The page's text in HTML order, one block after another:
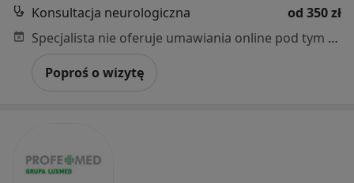
Konsultacja neurologiczna
od 350 zł
Specjalista nie oferuje umawiania online pod tym adresem.
Poproś o wizytę